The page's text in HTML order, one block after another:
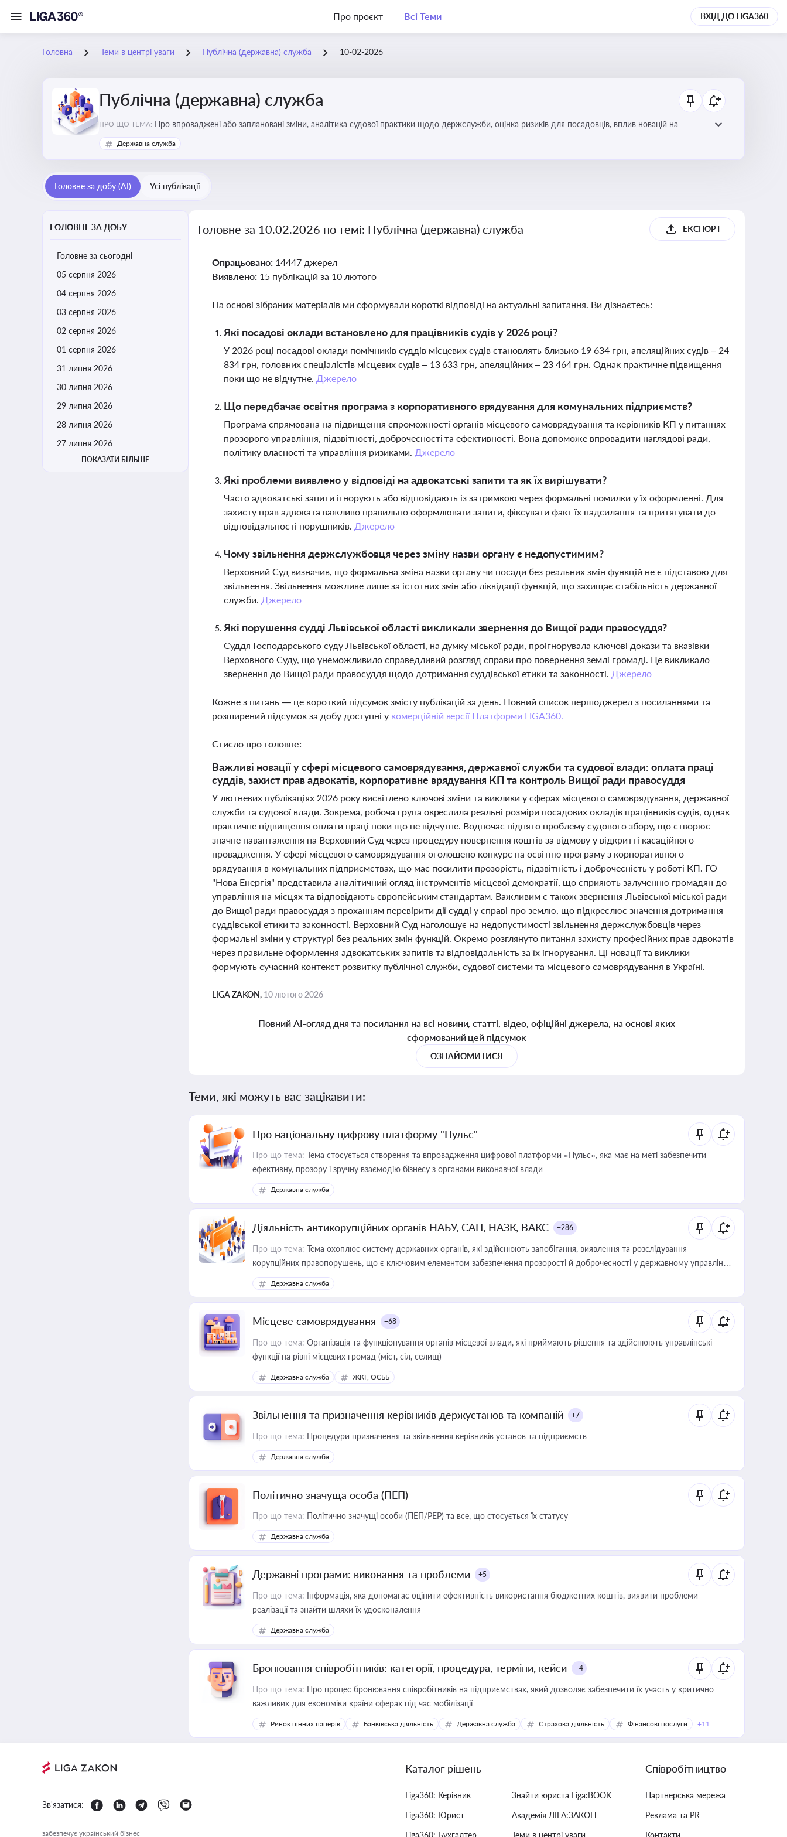
Про проєкт Всі Теми ВХІД ДО LIGA360
Головна Теми в центрі уваги Публічна (державна) служба 10-02-2026
Публічна (державна) служба
ПРО ЩО ТЕМА: Про впроваджені або заплановані зміни, аналітика судової практики щодо держслужби, оцінка ризиків для посадовців, вплив новацій на
організаційну структуру, трудові відносини в органах влади, дотримання етичних стандартів
Державна служба
Головне за добу (AI) Усі публікації
ГОЛОВНЕ ЗА ДОБУ
Головне за сьогодні
05 серпня 2026
04 серпня 2026
03 серпня 2026
02 серпня 2026
01 серпня 2026
31 липня 2026
30 липня 2026
29 липня 2026
28 липня 2026
27 липня 2026
ПОКАЗАТИ БІЛЬШЕ
Головне за 10.02.2026 по темі: Публічна (державна) служба ЕКСПОРТ
Опрацьовано: 14447 джерел
Виявлено: 15 публікацій за 10 лютого
На основі зібраних матеріалів ми сформували короткі відповіді на актуальні запитання. Ви дізнаєтесь:
Які посадові оклади встановлено для працівників судів у 2026 році?
У 2026 році посадові оклади помічників суддів місцевих судів становлять близько 19 634 грн, апеляційних судів – 24
834 грн, головних спеціалістів місцевих судів – 13 633 грн, апеляційних – 23 464 грн. Однак практичне підвищення
поки що не відчутне. Джерело
Що передбачає освітня програма з корпоративного врядування для комунальних підприємств?
Програма спрямована на підвищення спроможності органів місцевого самоврядування та керівників КП у питаннях
прозорого управління, підзвітності, доброчесності та ефективності. Вона допоможе впровадити наглядові ради,
політику власності та управління ризиками. Джерело
Які проблеми виявлено у відповіді на адвокатські запити та як їх вирішувати?
Часто адвокатські запити ігнорують або відповідають із затримкою через формальні помилки у їх оформленні. Для
захисту прав адвоката важливо правильно оформлювати запити, фіксувати факт їх надсилання та притягувати до
відповідальності порушників. Джерело
Чому звільнення держслужбовця через зміну назви органу є недопустимим?
Верховний Суд визначив, що формальна зміна назви органу чи посади без реальних змін функцій не є підставою для
звільнення. Звільнення можливе лише за істотних змін або ліквідації функцій, що захищає стабільність державної
служби. Джерело
Які порушення судді Львівської області викликали звернення до Вищої ради правосуддя?
Суддя Господарського суду Львівської області, на думку міської ради, проігнорувала ключові докази та вказівки
Верховного Суду, що унеможливило справедливий розгляд справи про повернення землі громаді. Це викликало
звернення до Вищої ради правосуддя щодо дотримання суддівської етики та законності. Джерело
Кожне з питань — це короткий підсумок змісту публікацій за день. Повний список першоджерел з посиланнями та
розширений підсумок за добу доступні у комерційній версії Платформи LIGA360.
Стисло про головне:
Важливі новації у сфері місцевого самоврядування, державної служби та судової влади: оплата праці
суддів, захист прав адвокатів, корпоративне врядування КП та контроль Вищої ради правосуддя
У лютневих публікаціях 2026 року висвітлено ключові зміни та виклики у сферах місцевого самоврядування, державної
служби та судової влади. Зокрема, робоча група окреслила реальні розміри посадових окладів працівників судів, однак
практичне підвищення оплати праці поки що не відчутне. Водночас піднято проблему судового збору, що створює
значне навантаження на Верховний Суд через процедуру повернення коштів за відмову у відкритті касаційного
провадження. У сфері місцевого самоврядування оголошено конкурс на освітню програму з корпоративного
врядування в комунальних підприємствах, що має посилити прозорість, підзвітність і доброчесність у роботі КП. ГО
"Нова Енергія" представила аналітичний огляд інструментів місцевої демократії, що сприяють залученню громадян до
управління на місцях та відповідають європейським стандартам. Важливим є також звернення Львівської міської ради
до Вищої ради правосуддя з проханням перевірити дії судді у справі про землю, що підкреслює значення дотримання
суддівської етики та законності. Верховний Суд наголошує на недопустимості звільнення держслужбовців через
формальні зміни у структурі без реальних змін функцій. Окремо розглянуто питання захисту професійних прав адвокатів
через правильне оформлення адвокатських запитів та відповідальність за їх ігнорування. Ці новації та виклики
формують сучасний контекст розвитку публічної служби, судової системи та місцевого самоврядування в Україні.
LIGA ZAKON, 10 лютого 2026
Повний AI-огляд дня та посилання на всі новини, статті, відео, офіційні джерела, на основі яких
сформований цей підсумок
ОЗНАЙОМИТИСЯ
Теми, які можуть вас зацікавити:
Про національну цифрову платформу "Пульс"
Про що тема: Тема стосується створення та впровадження цифрової платформи «Пульс», яка має на меті забезпечити
ефективну, прозору і зручну взаємодію бізнесу з органами виконавчої влади
Державна служба
Діяльність антикорупційних органів НАБУ, САП, НАЗК, ВАКС +286
Про що тема: Тема охоплює систему державних органів, які здійснюють запобігання, виявлення та розслідування
корупційних правопорушень, що є ключовим елементом забезпечення прозорості й доброчесності у державному управлінні
та бізнесі
Державна служба
Місцеве самоврядування +68
Про що тема: Організація та функціонування органів місцевої влади, які приймають рішення та здійснюють управлінські
функції на рівні місцевих громад (міст, сіл, селищ)
Державна служба ЖКГ, ОСББ
Звільнення та призначення керівників держустанов та компаній +7
Про що тема: Процедури призначення та звільнення керівників установ та підприємств
Державна служба
Політично значуща особа (ПЕП)
Про що тема: Політично значущі особи (ПЕП/PEP) та все, що стосується їх статусу
Державна служба
Державні програми: виконання та проблеми +5
Про що тема: Інформація, яка допомагає оцінити ефективність використання бюджетних коштів, виявити проблеми
реалізації та знайти шляхи їх удосконалення
Державна служба
Бронювання співробітників: категорії, процедура, терміни, кейси +4
Про що тема: Про процес бронювання співробітників на підприємствах, який дозволяє забезпечити їх участь у критично
важливих для економіки країни сферах під час мобілізації
Ринок цінних паперів Банківська діяльність Державна служба Страхова діяльність Фінансові послуги +11
Зв'язатися:
забезпечує український бізнес
Каталог рішень
Liga360: Керівник
Liga360: Юрист
Liga360: Бухгалтер
Знайти юриста Liga:BOOK
Академія ЛІГА:ЗАКОН
Теми в центрі уваги
Співробітництво
Партнерська мережа
Реклама та PR
Контакти